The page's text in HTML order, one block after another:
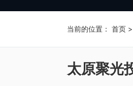
当前的位置： 首页 >
太原聚光